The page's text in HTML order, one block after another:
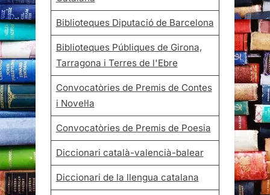
Biblioteques Diputació de Barcelona
Biblioteques Públiques de Girona,
Tarragona i Terres de l'Ebre
Convocatòries de Premis de Contes
i Novel·la
Convocatòries de Premis de Poesia
Diccionari català-valencià-balear
Diccionari de la llengua catalana